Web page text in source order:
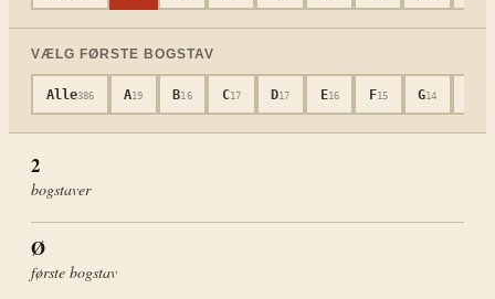
VÆLG FØRSTE BOGSTAV
Alle386 A19 B16 C17 D17 E16 F15 G14
2
bogstaver
Ø
første bogstav